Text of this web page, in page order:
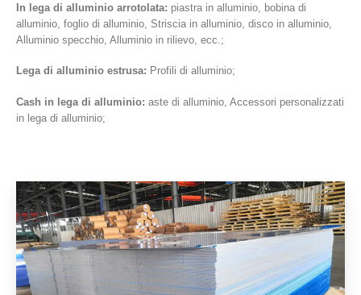
In lega di alluminio arrotolata: piastra in alluminio, bobina di
alluminio, foglio di alluminio, Striscia in alluminio, disco in alluminio,
Alluminio specchio, Alluminio in rilievo, ecc.;
Lega di alluminio estrusa: Profili di alluminio;
Cash in lega di alluminio: aste di alluminio, Accessori personalizzati
in lega di alluminio;